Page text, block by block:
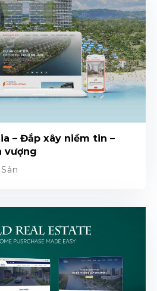
– Đắp xây niềm tin –
vượng